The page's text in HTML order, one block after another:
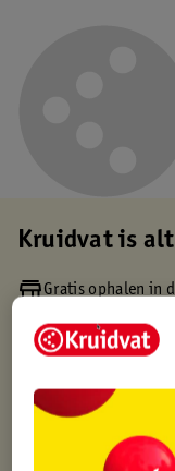
Kruidvat is
Gratis ophalen in
Gratis
Gratis punten met